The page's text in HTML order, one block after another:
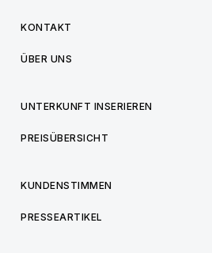
KONTAKT
ÜBER UNS
UNTERKUNFT INSERIEREN
PREISÜBERSICHT
KUNDENSTIMMEN
PRESSEARTIKEL